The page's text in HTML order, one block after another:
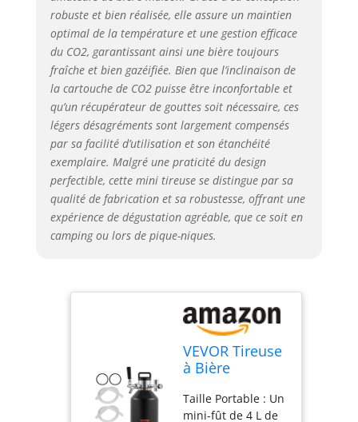
tireuse à bière
peut être stockée
dans le
réfrigérateur. Avec
son matériau
d'étanchéité en
acier inoxydable à
double couche, il
peut garder la
bière froide
jusqu'à 4 heures à
une température
ambiante de 27 °C
et fournir une
pression en
tournant le bouton
de réglage en
fonction du type
garantit une
carbonatation
robuste et bien réalisée, elle assure un maintien
optimal de la température et une gestion efficace
du CO2, garantissant ainsi une bière toujours
fraîche et bien gazéifiée. Bien que l’inclinaison de
la cartouche de CO2 puisse être inconfortable et
qu’un récupérateur de gouttes soit nécessaire, ces
légers désagréments sont largement compensés
par sa facilité d’utilisation et son étanchéité
exemplaire. Malgré une praticité du design
perfectible, cette mini tireuse se distingue par sa
qualité de fabrication et sa robustesse, offrant une
expérience de dégustation agréable, que ce soit en
camping ou lors de pique-niques.
VEVOR Tireuse
à Bière
Mini Growler
Pression
Taille Portable : Un
mini-fût de 4 L de